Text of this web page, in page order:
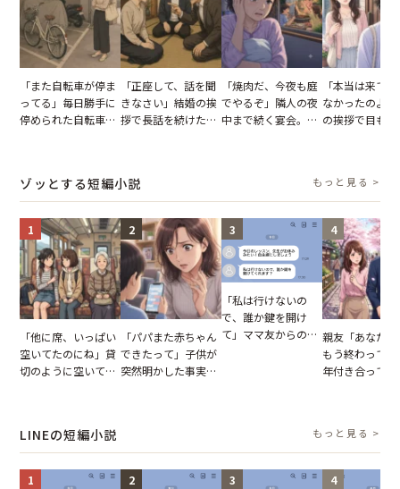
「また自転車が停ま
ってる」毎日勝手に
停められた自転車。
「正座して、話を聞
きなさい」結婚の挨
拶で長話を続けた義
「焼肉だ、今夜も庭
でやるぞ」隣人の夜
中まで続く宴会。我
「本当は来て
なかったのよ
の挨拶で目も
ゾッとする短編小説 もっと見る >
1
「他に席、いっぱい
空いてたのにね」貸
切のように空いてる
2
「パパまた赤ちゃん
できたって」子供が
突然明かした事実。
3
「私は行けないの
で、誰か鍵を開け
て」ママ友からの
4
親友「あなた
もう終わって
年付き合って
LINEの短編小説 もっと見る >
1 2 3 4